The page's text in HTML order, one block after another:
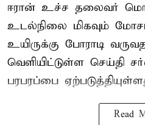
ஈரான் உச்ச தலைவர்
உடல்நிலை மிகவும்
உயிருக்கு போராடி
வெளியிட்டுள்ள செய்தி
பரபரப்பை
Read